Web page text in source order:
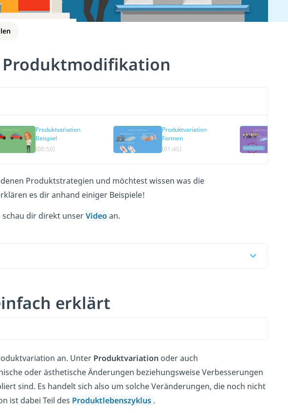
Produktvariation
Beispiel
(00:50)
Produktvariation
Formen
(01:45)
Produktstrategien und möchtest wissen was die
es dir anhand einiger Beispiele!
schau dir direkt unserVideo an.
erklärt
an. Unter Produktvariation oder auch
oder ästhetische Änderungen beziehungsweise Verbesserungen
sind. Es handelt sich also um solche Veränderungen, die noch nicht
ist dabei Teil des Produktlebenszyklus .